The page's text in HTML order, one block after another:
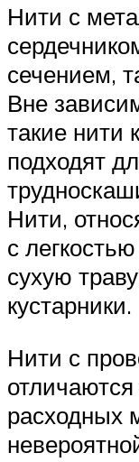
Нити с
сечением,
Вне
такие нити
подходят
Нити,
с
сухую
кустарники.
Нити с
расходных